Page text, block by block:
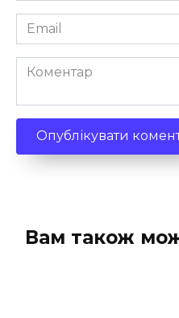
Email
*
Коментар
Вам також